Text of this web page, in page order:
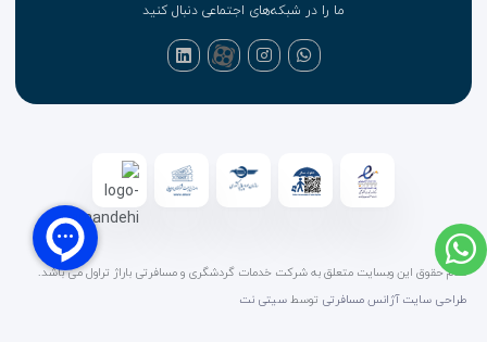
ما را در شبکه‌های اجتماعی دنبال کنید
تمام حقوق این وبسایت متعلق به شرکت خدمات گردشگری و مسافرتی باراژ تراول می باشد.
طراحی سایت آژانس مسافرتی توسط سیتی نت